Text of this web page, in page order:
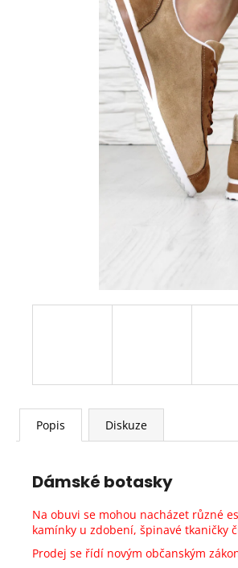
Popis Diskuze
Dámské botasky
Na obuvi se mohou nacházet různé
kamínky u zdobení, špinavé tkaničky
Prodej se řídí novým občanským
228 Kč
Původně:610 Kč